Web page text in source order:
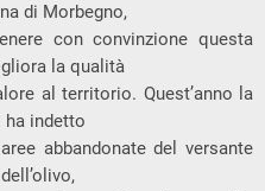
di Morbegno,
con convinzione questa
la qualità
al territorio. Quest’anno la
ha indetto
abbandonate del versante